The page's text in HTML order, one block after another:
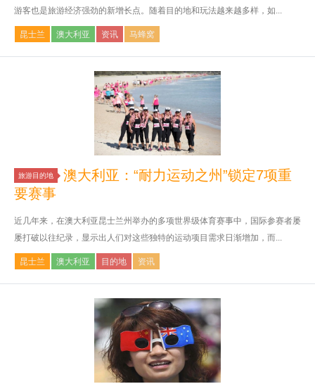
游客也是旅游经济强劲的新增长点。随着目的地和玩法越来越多样，如...
昆士兰 澳大利亚 资讯 马蜂窝
旅游目的地
澳大利亚：“耐力运动之州”锁定7项重
要赛事
近几年来，在澳大利亚昆士兰州举办的多项世界级体育赛事中，国际参赛者屡
屡打破以往纪录，显示出人们对这些独特的运动项目需求日渐增加，而...
昆士兰 澳大利亚 目的地 资讯